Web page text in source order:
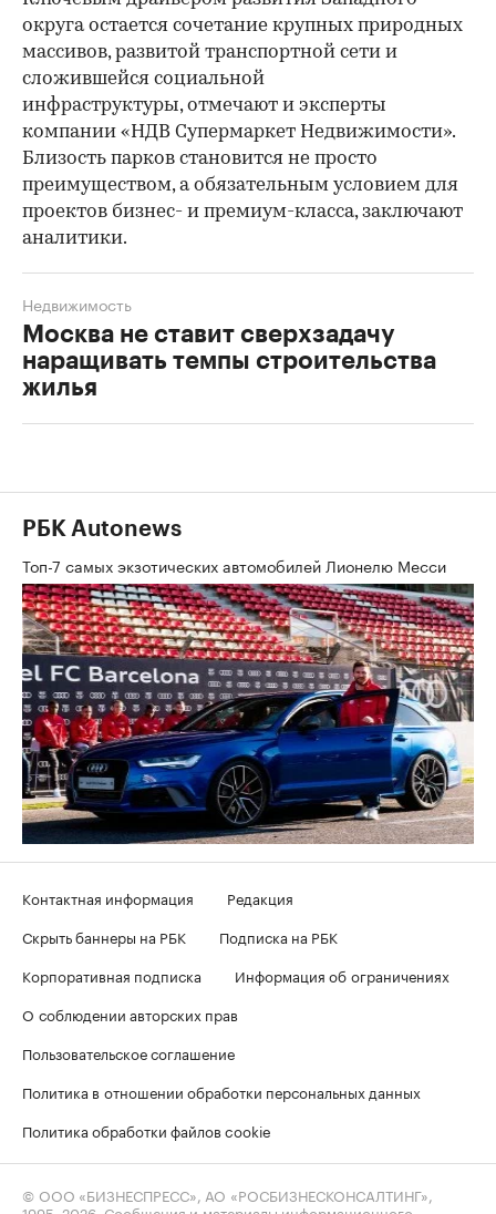
округа остается сочетание крупных природных
массивов, развитой транспортной сети и
сложившейся социальной
инфраструктуры, отмечают и эксперты
компании «НДВ Супермаркет Недвижимости».
Близость парков становится не просто
преимуществом, а обязательным условием для
проектов бизнес- и премиум-класса, заключают
аналитики.
Москва не ставит сверхзадачу
наращивать темпы строительства
жилья
Недвижимость
РБК Autonews
Топ-7 самых экзотических автомобилей Лионелю Месси
Контактная информация
Редакция
Скрыть баннеры на РБК
Подписка на РБК
Корпоративная подписка
Информация об ограничениях
О соблюдении авторских прав
Пользовательское соглашение
Политика в отношении обработки персональных данных
Политика обработки файлов cookie
© ООО «БИЗНЕСПРЕСС», АО «РОСБИЗНЕСКОНСАЛТИНГ»,